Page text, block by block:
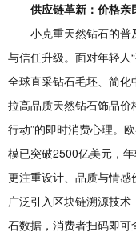
供应链革新：价格
小克重天然钻石的普
与信任升级。面对年轻人
全球直采钻石毛坯、简
拉高品质天然钻石饰品
行动”的即时消费心理。
模已突破2500亿美元，
更注重设计、品质与情
广泛引入区块链溯源技
石数据，消费者扫码即